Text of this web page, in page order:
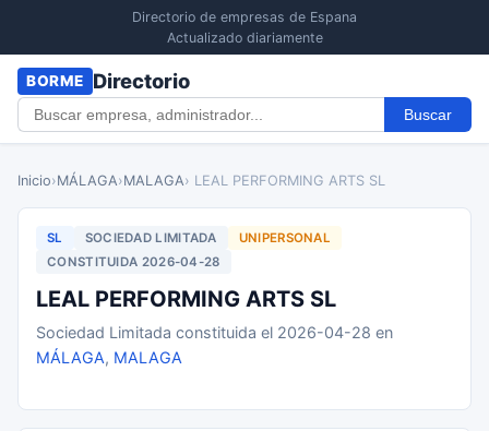
Directorio de empresas de Espana
Actualizado diariamente
BORME Directorio
Buscar
Inicio›MÁLAGA›MALAGA› LEAL PERFORMING ARTS SL
SL SOCIEDAD LIMITADA
UNIPERSONAL
CONSTITUIDA 2026-04-28
LEAL PERFORMING ARTS SL
Sociedad Limitada constituida el 2026-04-28 en
MÁLAGA, MALAGA